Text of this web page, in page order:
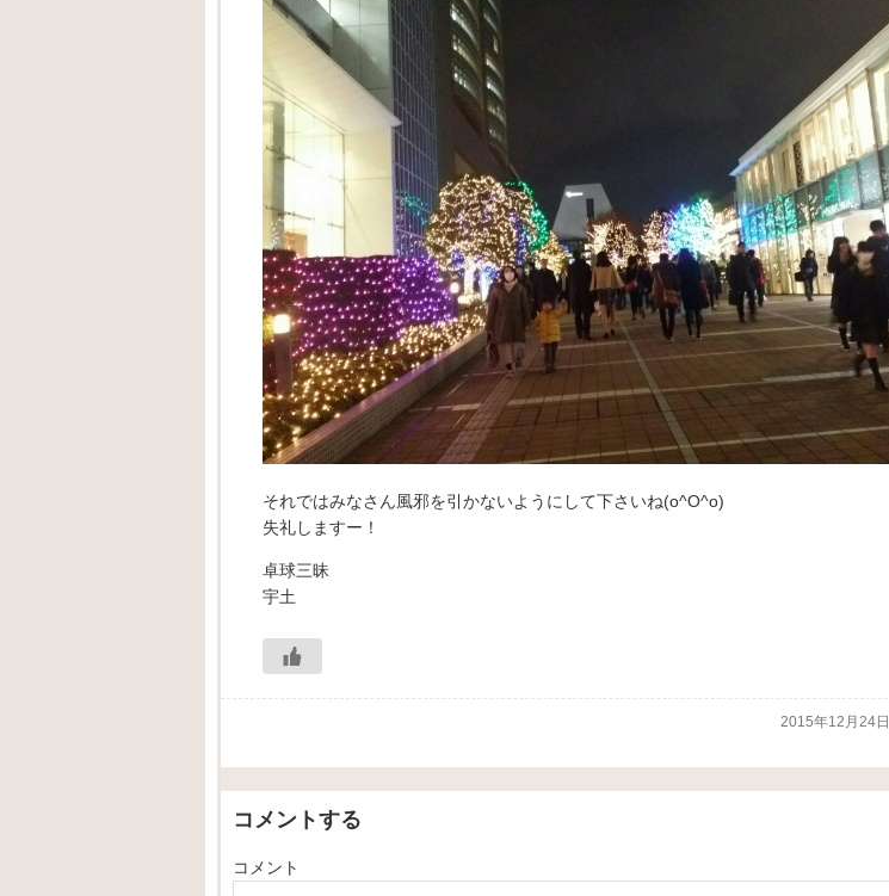
それではみなさん風邪を引かないようにして下さいね(o^O^o)
失礼しますー！
卓球三昧
宇土
2015年12月24日
コメントする
コメント